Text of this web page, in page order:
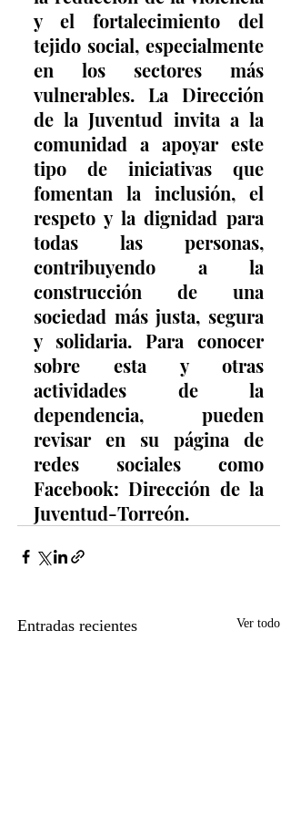
y el fortalecimiento del
tejido social, especialmente
en los sectores más
vulnerables. La Dirección
de la Juventud invita a la
comunidad a apoyar este
tipo de iniciativas que
fomentan la inclusión, el
respeto y la dignidad para
todas las personas,
contribuyendo a la
construcción de una
sociedad más justa, segura
y solidaria. Para conocer
sobre esta y otras
actividades de la
dependencia, pueden
revisar en su página de
redes sociales como
Facebook: Dirección de la
Juventud-Torreón.
Entradas recientes Ver todo